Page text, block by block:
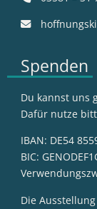
Spenden
Du kannst uns
Dafür nutze
IBAN: DE54
BIC:
Die